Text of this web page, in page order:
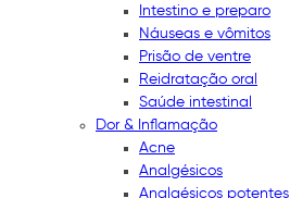
Intestino e preparo
Náuseas e vômitos
Prisão de ventre
Reidratação oral
Saúde intestinal
Dor & Inflamação
Acne
Analgésicos
Analgésicos potentes